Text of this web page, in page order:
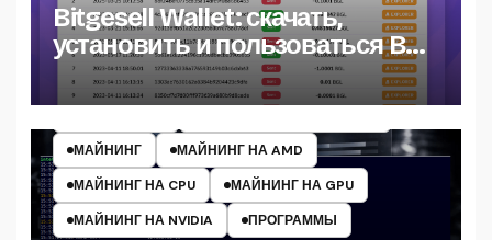
Bitgesell Wallet: скачать,
установить и пользоваться BGL
кошельком
МАЙНИНГ
МАЙНИНГ НА AMD
МАЙНИНГ НА CPU
МАЙНИНГ НА GPU
МАЙНИНГ НА NVIDIA
ПРОГРАММЫ